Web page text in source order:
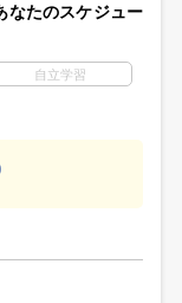
なたのスケジュー
自立学習